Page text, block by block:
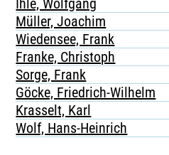
Ihle, Wolfgang
Müller, Joachim
Wiedensee, Frank
Franke, Christoph
Sorge, Frank
Göcke, Friedrich-Wilhelm
Krasselt, Karl
Wolf, Hans-Heinrich